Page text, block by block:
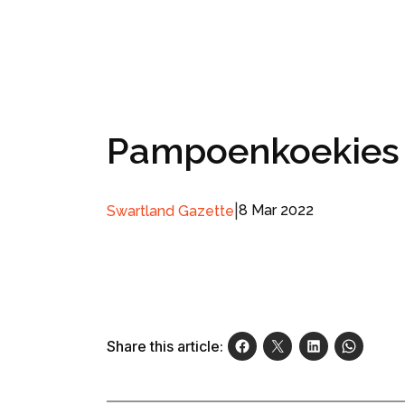
Swartland Gazette 8 Mar 2022
Share this article: